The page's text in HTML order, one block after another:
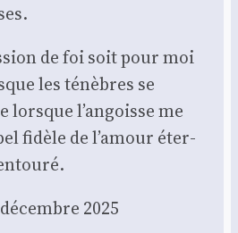
de foi soit pour moi
les ténèbres se
lorsque l’angoisse me
fidèle de l’amour éter­
2025